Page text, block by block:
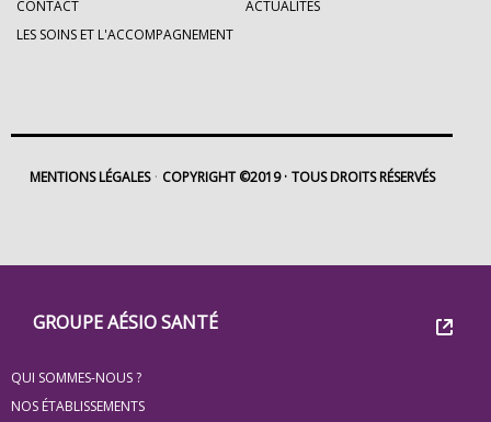
Groupe
Eovi
pour
GROUPE AÉSIO SANTÉ
QUI SOMMES-NOUS ?
NOS ÉTABLISSEMENTS
CONTACT
ACTUALITÉS
LES SOINS ET L'ACCOMPAGNEMENT
MENTIONS LÉGALES COPYRIGHT ©2019 TOUS DROITS RÉSERVÉS